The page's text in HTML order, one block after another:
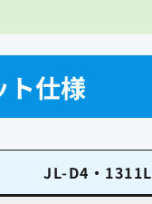
ト仕様
JL-D4・1311L